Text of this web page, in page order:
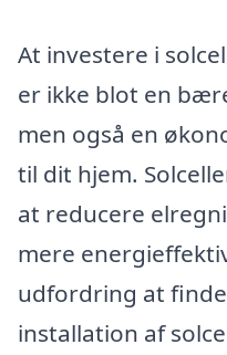
At investere i
er ikke blot en
men også en
til dit hjem.
at reducere
mere
udfordring at
installation af